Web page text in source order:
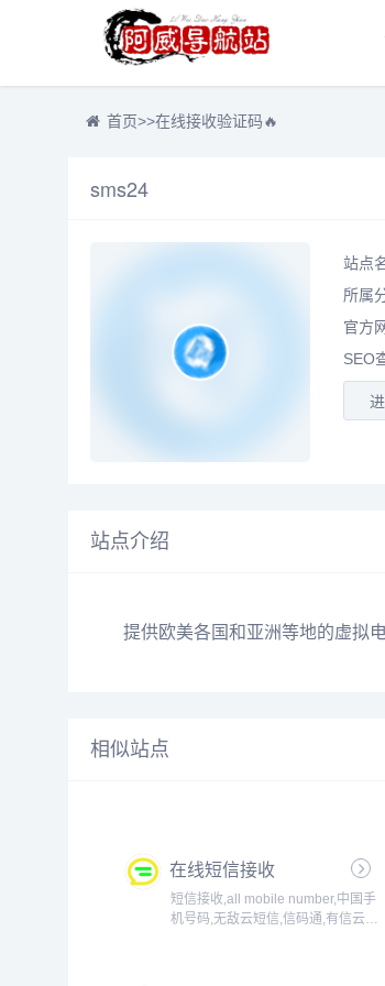
首页>>在线接收验证码🔥
sms24
站点
所属
官方
SEO
站点介绍
提供欧美各国和亚洲等地的虚拟
相似站点
在线短信接收
短信接收,all mobile number,中国手
机号码,无敌云短信,信码通,有信云短